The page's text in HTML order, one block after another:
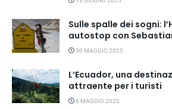
Sulle spalle dei sogni:
autostop con
30 MAGGIO 2025
L’Ecuador, una
attraente per i turisti
6 MAGGIO 2025